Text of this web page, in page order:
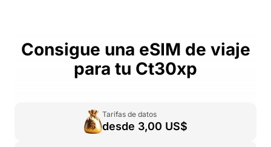
Consigue una eSIM de viaje
para tu Ct30xp
Tarifas de datos
desde 3,00 US$